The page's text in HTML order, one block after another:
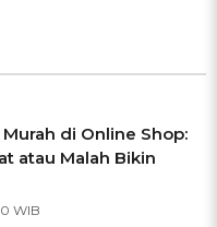
di Online Shop:
atau Malah Bikin
WIB